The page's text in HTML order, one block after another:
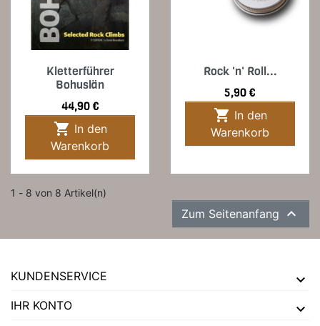
Kletterführer
Bohuslän
Preis
44,90 €

Warenkorb
Rock 'n' Roll...
Preis
5,90 €

Warenkorb
1 - 8 von 8 Artikel(n)
Zum Seitenanfang 
KUNDENSERVICE
IHR KONTO